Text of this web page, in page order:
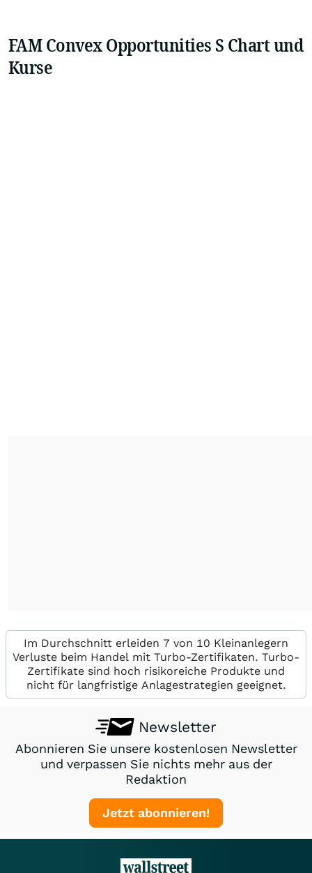
FAM Convex Opportunities S Chart und
Kurse
Im Durchschnitt erleiden 7 von 10 Kleinanlegern
Verluste beim Handel mit Turbo-Zertifikaten. Turbo-
Zertifikate sind hoch risikoreiche Produkte und
nicht für langfristige Anlagestrategien geeignet.
Newsletter
Abonnieren Sie unsere kostenlosen Newsletter
und verpassen Sie nichts mehr aus der
Redaktion
Jetzt abonnieren!